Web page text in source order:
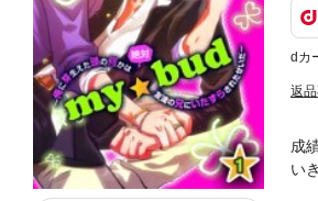
dカ
返
成
い
い